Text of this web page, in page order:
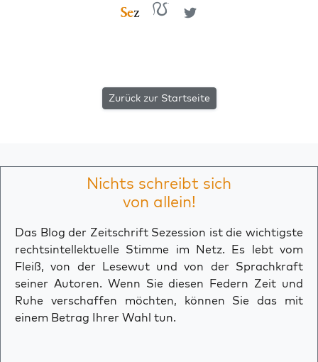
Zurück zur Startseite
Nichts schreibt sich
von allein!
Das Blog der Zeitschrift Sezession ist die wichtigste
rechtsintellektuelle Stimme im Netz. Es lebt vom
Fleiß, von der Lesewut und von der Sprachkraft
seiner Autoren. Wenn Sie diesen Federn Zeit und
Ruhe verschaffen möchten, können Sie das mit
einem Betrag Ihrer Wahl tun.